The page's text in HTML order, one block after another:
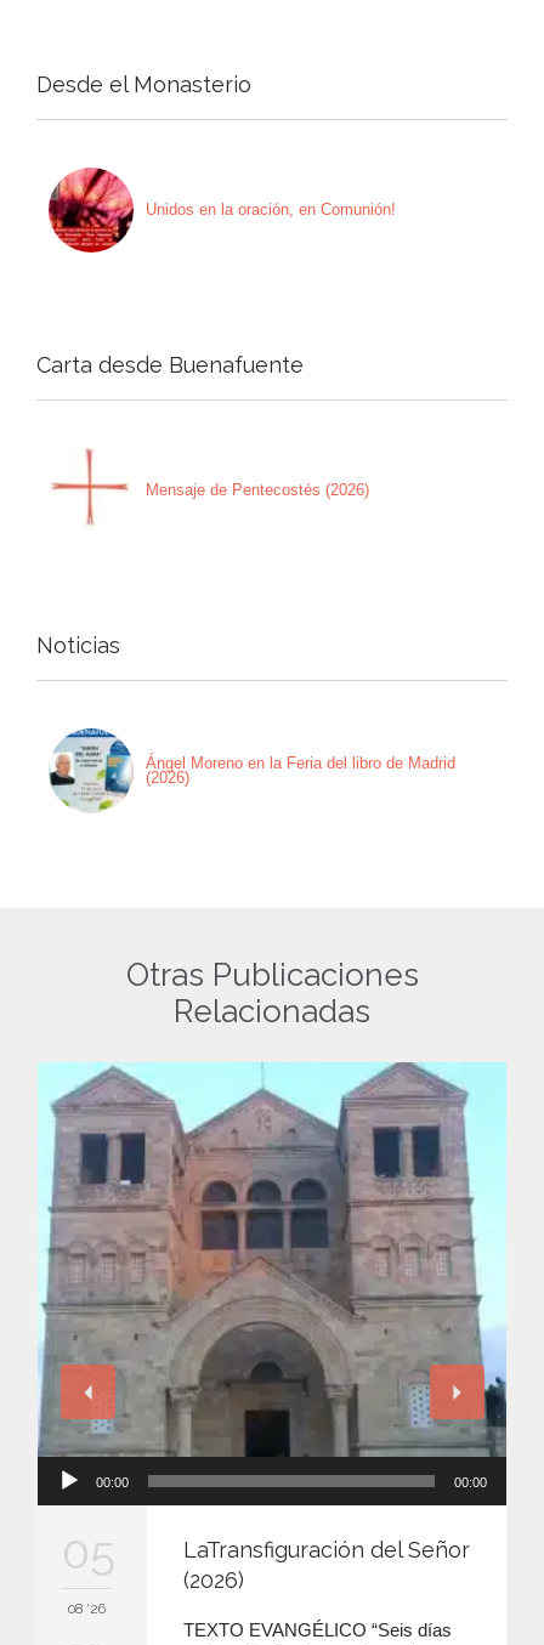
Desde el Monasterio
Unidos en la oración, en Comunión!
Carta desde Buenafuente
Mensaje de Pentecostés (2026)
Noticias
Ángel Moreno en la Feria del libro de Madrid
(2026)
Otras Publicaciones
Relacionadas
00:00 00:00
05
08 '26
LaTransfiguración del Señor
(2026)
TEXTO EVANGÉLICO “Seis días